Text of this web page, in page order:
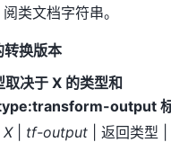
阅类文档字符串。
转换版本
取决于 X 的类型和
output 标
X| tf-output| 返回类型 |